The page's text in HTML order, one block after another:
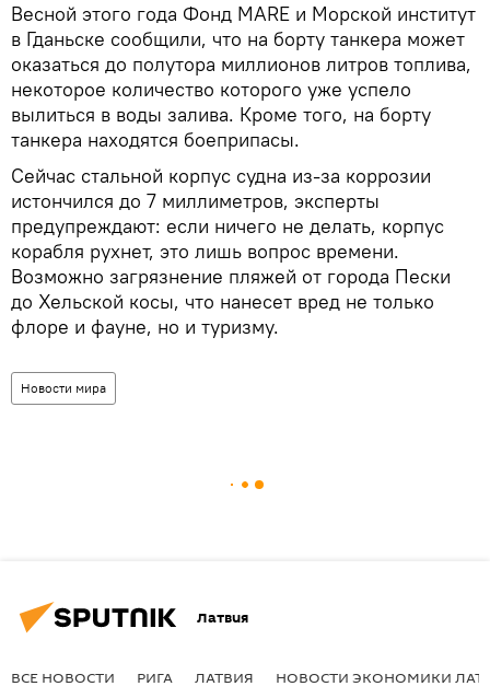
Весной этого года Фонд MARE и Морской институт
в Гданьске сообщили, что на борту танкера может
оказаться до полутора миллионов литров топлива,
некоторое количество которого уже успело
вылиться в воды залива. Кроме того, на борту
танкера находятся боеприпасы.
Сейчас стальной корпус судна из-за коррозии
истончился до 7 миллиметров, эксперты
предупреждают: если ничего не делать, корпус
корабля рухнет, это лишь вопрос времени.
Возможно загрязнение пляжей от города Пески
до Хельской косы, что нанесет вред не только
флоре и фауне, но и туризму.
Новости мира
Латвия
ВСЕ НОВОСТИ РИГА ЛАТВИЯ НОВОСТИ ЭКОНОМИКИ